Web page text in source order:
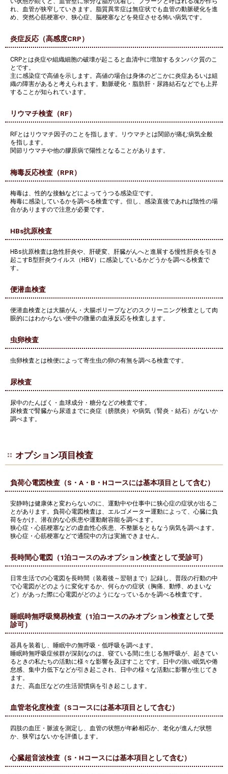
れ、血管が狭窄していきます。脂質異常症は無症状でも血管の動脈硬化を進
め、突然心筋梗塞や、狭心症、脳梗塞などを発症させる怖い病気です。
炎症反応（高感度CRP）
CRPとは炎症や組織細胞の破壊が起こると血清中に増加するタンパク質のこ
とです。
主に感染症で高値を示します。高値の場合は身体のどこかに炎症あるいは組
織の障害があると考えられます。動脈硬化・脂肪肝・尿路結石などでも上昇
することが知られています。
リウマチ検査（RF）
RFとはリウマチ因子のことを指します。リウマチとは関節が痛む病気全般
を指します。
関節リウマチや他の膠原病で陽性となることがあります。
梅毒反応検査（RPR）
梅毒は、性的な接触などによってうつる感染症です。
梅毒に感染しているかを調べる検査です。但し、感染直後であれば陰性の場
合がありますので注意が必要です。
HBs抗原検査
HBs抗原検査は急性肝炎や、肝硬変、肝臓がんへと進展する慢性肝炎を引き
起こすB型肝炎ウイルス（HBV）に感染しているかどうかを調べる検査で
す。
便潜血検査
便潜血検査とは大腸がん・大腸ポリープなどのスクリーニング検査として肉
眼的にはわからない便中の微量の血液反応を検査します。
虫卵検査
虫卵検査とは検便によって寄生虫の卵の有無を調べる検査です。
尿検査
尿中のたんぱく・血球成分・糖分などの検査です。
尿検査で腎臓から尿道までに炎症（膀胱炎）や病気（腎炎・結石）がないか
調べます。
オプション項目検査
負荷心電図検査（S・A・B・Hコースには基本項目として含む）
安静時は健康体と変わらないのに、運動中や仕事中に狭心症の症状が出るこ
とがあります。負荷心電図検査は、エルゴメーター運動によって、心臓に負
荷をかけ、潜在的な心疾患や運動耐容能を調べます。
狭心症・心筋梗塞などの虚血性心疾患、不整脈をともなう病気を調べます。
狭心症・心筋梗塞などで通院中の方は実施できません。
長時間心電図（1泊コースのみオプション検査として受診可）
日常生活での心電図を長時間（装着後～翌朝まで）記録し、普段の行動の中
で心電図がどのように変化するか、何らかの症状（胸痛、動悸、めまいな
ど）があった際に心電図がどのようになっているかを調べる検査です。
睡眠時無呼吸簡易検査（1泊コースのみオプション検査として受
診可）
器具を装着し、睡眠中の無呼吸・低呼吸を調べます。
睡眠時無呼吸症候群が深刻なのは、寝ている間に生じる無呼吸が、起きてい
るときの私たちの活動に様々な影響を及ぼすことです。日中の強い眠気や倦
怠感、集中力低下などが引き起こされ、日中の様々な活動に影響が生じてき
ます。
また、高血圧などの生活習慣病を引き起こします。
血管老化度検査（Sコースには基本項目として含む）
四肢の血圧・脈波を測定し、血管の状態が年齢相応か、老化が進んだ状態
か、狭窄はないかを評価します。
心臓超音波検査（S・Hコースには基本項目として含む）